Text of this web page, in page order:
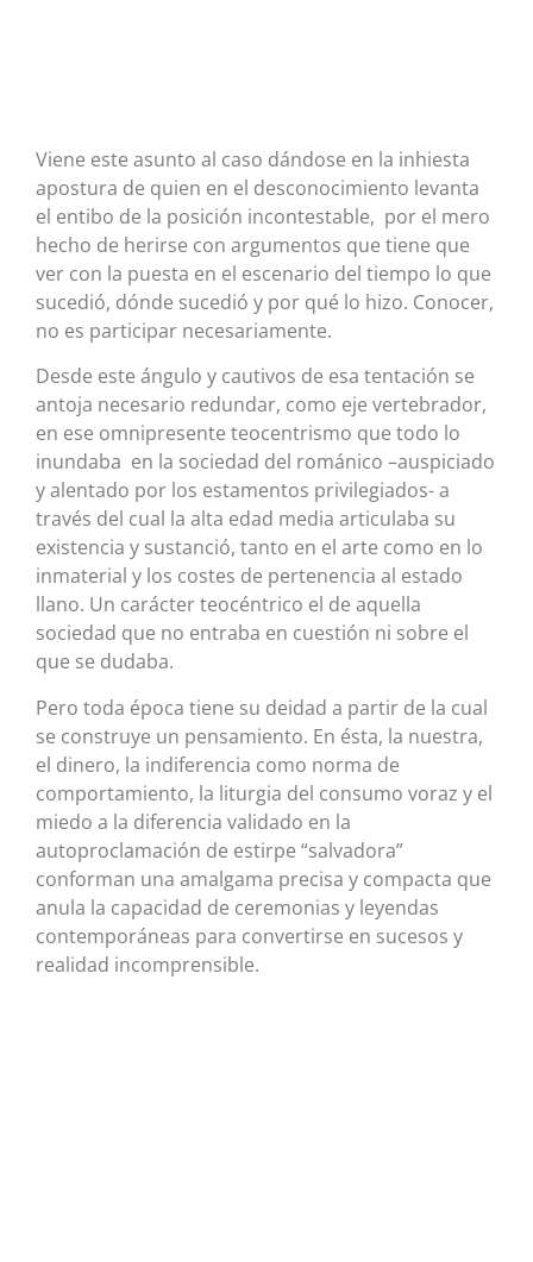
Viene este asunto al caso dándose en la inhiesta
apostura de quien en el desconocimiento levanta
el entibo de la posición incontestable, por el mero
hecho de herirse con argumentos que tiene que
ver con la puesta en el escenario del tiempo lo que
sucedió, dónde sucedió y por qué lo hizo. Conocer,
no es participar necesariamente.
Desde este ángulo y cautivos de esa tentación se
antoja necesario redundar, como eje vertebrador,
en ese omnipresente teocentrismo que todo lo
inundaba en la sociedad del románico –auspiciado
y alentado por los estamentos privilegiados- a
través del cual la alta edad media articulaba su
existencia y sustanció, tanto en el arte como en lo
inmaterial y los costes de pertenencia al estado
llano. Un carácter teocéntrico el de aquella
sociedad que no entraba en cuestión ni sobre el
que se dudaba.
Pero toda época tiene su deidad a partir de la cual
se construye un pensamiento. En ésta, la nuestra,
el dinero, la indiferencia como norma de
comportamiento, la liturgia del consumo voraz y el
miedo a la diferencia validado en la
autoproclamación de estirpe “salvadora”
conforman una amalgama precisa y compacta que
anula la capacidad de ceremonias y leyendas
contemporáneas para convertirse en sucesos y
realidad incomprensible.